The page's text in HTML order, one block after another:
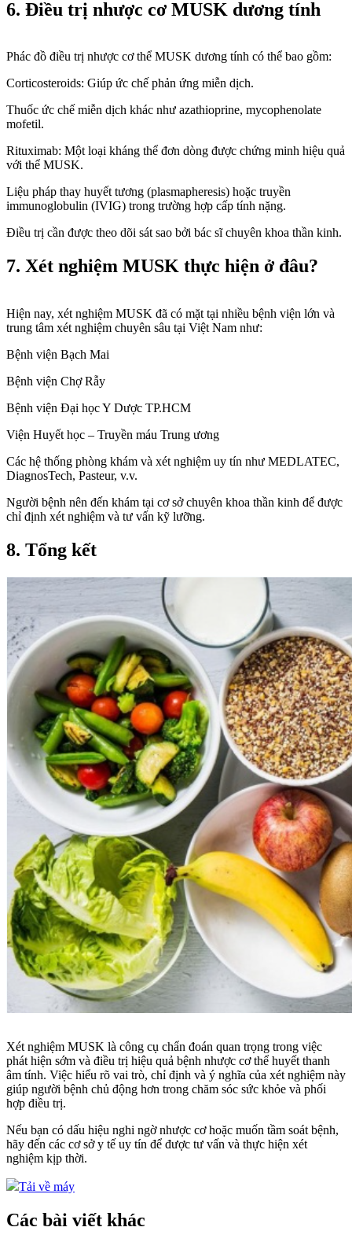
6. Điều trị nhược cơ MUSK dương tính
Phác đồ điều trị nhược cơ thể MUSK dương tính có thể bao gồm:
Corticosteroids: Giúp ức chế phản ứng miễn dịch.
Thuốc ức chế miễn dịch khác như azathioprine, mycophenolate
mofetil.
Rituximab: Một loại kháng thể đơn dòng được chứng minh hiệu quả
với thể MUSK.
Liệu pháp thay huyết tương (plasmapheresis) hoặc truyền
immunoglobulin (IVIG) trong trường hợp cấp tính nặng.
Điều trị cần được theo dõi sát sao bởi bác sĩ chuyên khoa thần kinh.
7. Xét nghiệm MUSK thực hiện ở đâu?
Hiện nay, xét nghiệm MUSK đã có mặt tại nhiều bệnh viện lớn và
trung tâm xét nghiệm chuyên sâu tại Việt Nam như:
Bệnh viện Bạch Mai
Bệnh viện Chợ Rẫy
Bệnh viện Đại học Y Dược TP.HCM
Viện Huyết học – Truyền máu Trung ương
Các hệ thống phòng khám và xét nghiệm uy tín như MEDLATEC,
DiagnosTech, Pasteur, v.v.
Người bệnh nên đến khám tại cơ sở chuyên khoa thần kinh để được
chỉ định xét nghiệm và tư vấn kỹ lưỡng.
8. Tổng kết
Xét nghiệm MUSK là công cụ chẩn đoán quan trọng trong việc
phát hiện sớm và điều trị hiệu quả bệnh nhược cơ thể huyết thanh
âm tính. Việc hiểu rõ vai trò, chỉ định và ý nghĩa của xét nghiệm này
giúp người bệnh chủ động hơn trong chăm sóc sức khỏe và phối
hợp điều trị.
Nếu bạn có dấu hiệu nghi ngờ nhược cơ hoặc muốn tầm soát bệnh,
hãy đến các cơ sở y tế uy tín để được tư vấn và thực hiện xét
nghiệm kịp thời.
Tải về máy
Các bài viết khác